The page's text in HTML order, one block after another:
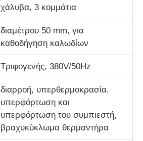
χάλυβα, 3 κομμάτια
διαμέτρου 50 mm, για
καθοδήγηση καλωδίων
Τριφογενής, 380V/50Hz
διαρροή, υπερθερμοκρασία,
υπερφόρτωση και
υπερφόρτωση του συμπιεστή,
βραχυκύκλωμα θερμαντήρα